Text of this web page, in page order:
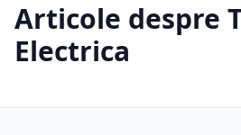
Articole despre
Electrica